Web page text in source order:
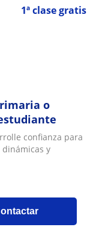
1ª clase gratis
o
confianza para
dinámicas y